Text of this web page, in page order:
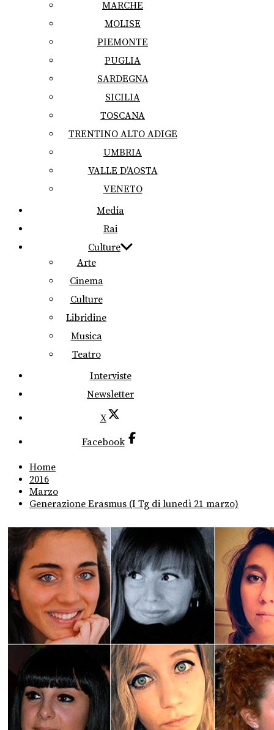
MARCHE
MOLISE
PIEMONTE
PUGLIA
SARDEGNA
SICILIA
TOSCANA
TRENTINO ALTO ADIGE
UMBRIA
VALLE D’AOSTA
VENETO
Media
Rai
Culture
Arte
Cinema
Culture
Libridine
Musica
Teatro
Interviste
Newsletter
X
Facebook
Home
2016
Marzo
Generazione Erasmus (I Tg di lunedì 21 marzo)